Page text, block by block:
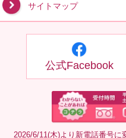
サイトマップ
公式Facebook
2026/6/11(木)より新電話番号に